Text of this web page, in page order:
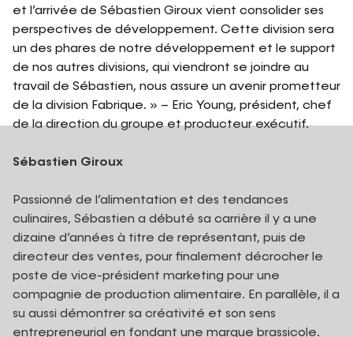
et l’arrivée de Sébastien Giroux vient consolider ses
perspectives de développement. Cette division sera
un des phares de notre développement et le support
de nos autres divisions, qui viendront se joindre au
travail de Sébastien, nous assure un avenir prometteur
de la division Fabrique. » – Eric Young, président, chef
de la direction du groupe et producteur exécutif.
Sébastien Giroux
Passionné de l’alimentation et des tendances
culinaires, Sébastien a débuté sa carrière il y a une
dizaine d’années à titre de représentant, puis de
directeur des ventes, pour finalement décrocher le
poste de vice-président marketing pour une
compagnie de production alimentaire. En parallèle, il a
su aussi démontrer sa créativité et son sens
entrepreneurial en fondant une marque brassicole.